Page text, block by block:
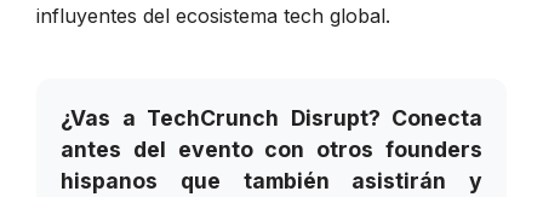
influyentes del ecosistema tech global.
¿Vas a TechCrunch Disrupt? Conecta
antes del evento con otros founders
hispanos que también asistirán y